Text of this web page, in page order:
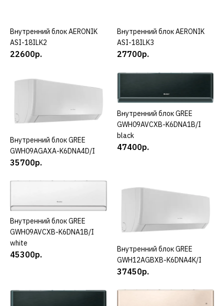
ДОБАВИТЬ В ПОЖЕЛАНИЯ
Внутренний блок
15300р.
Внутренний блок
AERONIK ASI-12ILK3
18400р.
КУПИТЬ
Внутренний блок AERONIK
ASI-18ILK2
22600р.
КУПИТЬ
Внутренний блок AERONIK
ASI-18ILK3
27700р.
КУПИТЬ
Внутренний блок GREE
GWH09AGAXA-K6DNA4D/I
35700р.
КУПИТЬ
Внутренний блок GREE
GWH09AVCXB-K6DNA1B/I
black
47400р.
КУПИТЬ
Внутренний блок GREE
GWH09AVCXB-K6DNA1B/I
white
45300р.
КУПИТЬ
Внутренний блок GREE
GWH12AGBXB-K6DNA4K/I
37450р.